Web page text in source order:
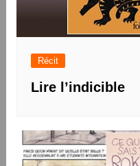
Récit
Lire l’indicible